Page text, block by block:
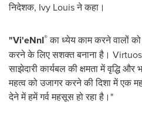
निदेशक, Ivy Louis ने कहा।
"Vi'eNnI®का ध्येय काम करने वालों
करने के लिए सशक्त बनाना है।
साझेदारी कार्यबल की क्षमता में वृद्धि
महत्व को उजागर करने की दिशा में एक
देने में हमें गर्व महसूस हो रहा है।"